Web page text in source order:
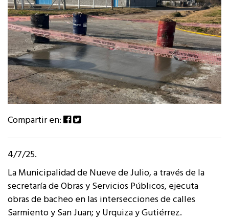
Compartir en:
4/7/25.
La Municipalidad de Nueve de Julio, a través de la
secretaría de Obras y Servicios Públicos, ejecuta
obras de bacheo en las intersecciones de calles
Sarmiento y San Juan; y Urquiza y Gutiérrez.